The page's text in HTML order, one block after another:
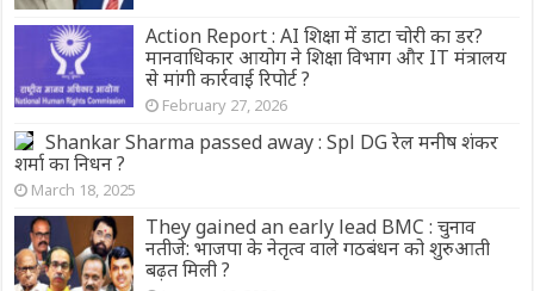
Action Report : AI शिक्षा में डाटा चोरी का डर?
मानवाधिकार आयोग ने शिक्षा विभाग और IT मंत्रालय
से मांगी कार्रवाई रिपोर्ट ?
February 27, 2026
Shankar Sharma passed away : Spl DG रेल मनीष शंकर
शर्मा का निधन ?
March 18, 2025
They gained an early lead BMC : चुनाव
नतीजे: भाजपा के नेतृत्व वाले गठबंधन को शुरुआती
बढ़त मिली ?